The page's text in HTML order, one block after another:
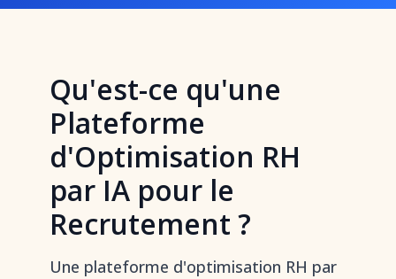
Qu'est-ce qu'une
Plateforme
d'Optimisation RH
par IA pour le
Recrutement ?
Une plateforme d'optimisation RH par